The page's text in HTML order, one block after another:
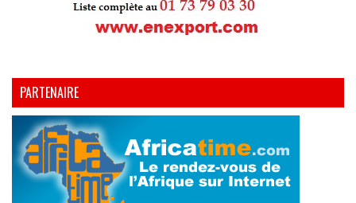
PARTENAIRE